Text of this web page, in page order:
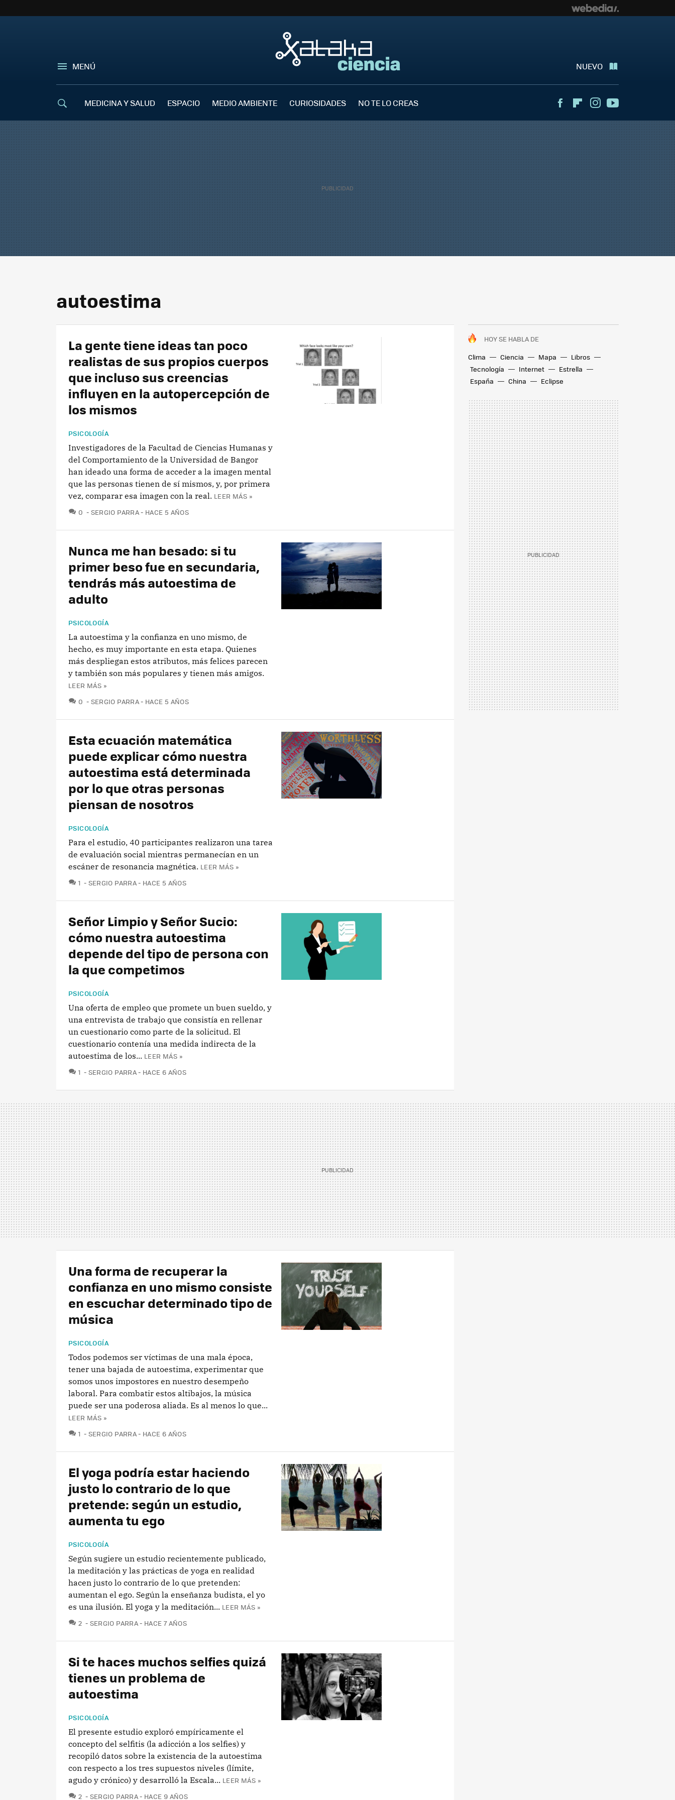
MENÚ NUEVO
MEDICINA Y SALUD ESPACIO MEDIO AMBIENTE CURIOSIDADES NO TE LO CREAS FacebookFlipboardInstagram
autoestima
HOY SE HABLA DE
Clima
Ciencia Mapa
Libros
Tecnología
Internet
Estrella
España
China Eclipse
La gente tiene ideas tan poco
realistas de sus propios cuerpos
que incluso sus creencias
influyen en la autopercepción de
los mismos
PSICOLOGÍA
Investigadores de la Facultad de Ciencias Humanas y
del Comportamiento de la Universidad de Bangor
han ideado una forma de acceder a la imagen mental
que las personas tienen de sí mismos, y, por primera
vez, comparar esa imagen con la real. LEER MÁS »
0 COMENTARIOS
SERGIO PARRA HACE 5 AÑOS
Nunca me han besado: si tu
primer beso fue en secundaria,
tendrás más autoestima de
adulto
PSICOLOGÍA
La autoestima y la confianza en uno mismo, de
hecho, es muy importante en esta etapa. Quienes
más despliegan estos atributos, más felices parecen
y también son más populares y tienen más amigos.
LEER MÁS »
0 COMENTARIOS
SERGIO PARRA HACE 5 AÑOS
Esta ecuación matemática
puede explicar cómo nuestra
autoestima está determinada
por lo que otras personas
piensan de nosotros
PSICOLOGÍA
Para el estudio, 40 participantes realizaron una tarea
de evaluación social mientras permanecían en un
escáner de resonancia magnética. LEER MÁS »
1 COMENTARIOS
SERGIO PARRA HACE 5 AÑOS
Señor Limpio y Señor Sucio:
cómo nuestra autoestima
depende del tipo de persona con
la que competimos
PSICOLOGÍA
Una oferta de empleo que promete un buen sueldo, y
una entrevista de trabajo que consistía en rellenar
un cuestionario como parte de la solicitud. El
cuestionario contenía una medida indirecta de la
autoestima de los... LEER MÁS »
1 COMENTARIOS
SERGIO PARRA HACE 6 AÑOS
Una forma de recuperar la
confianza en uno mismo consiste
en escuchar determinado tipo de
música
PSICOLOGÍA
Todos podemos ser víctimas de una mala época,
tener una bajada de autoestima, experimentar que
somos unos impostores en nuestro desempeño
laboral. Para combatir estos altibajos, la música
puede ser una poderosa aliada. Es al menos lo que...
LEER MÁS »
1 COMENTARIOS
SERGIO PARRA HACE 6 AÑOS
El yoga podría estar haciendo
justo lo contrario de lo que
pretende: según un estudio,
aumenta tu ego
PSICOLOGÍA
Según sugiere un estudio recientemente publicado,
la meditación y las prácticas de yoga en realidad
hacen justo lo contrario de lo que pretenden:
aumentan el ego. Según la enseñanza budista, el yo
es una ilusión. El yoga y la meditación... LEER MÁS »
2 COMENTARIOS
SERGIO PARRA HACE 7 AÑOS
Si te haces muchos selfies quizá
tienes un problema de
autoestima
PSICOLOGÍA
El presente estudio exploró empíricamente el
concepto del selfitis (la adicción a los selfies) y
recopiló datos sobre la existencia de la autoestima
con respecto a los tres supuestos niveles (límite,
agudo y crónico) y desarrolló la Escala... LEER MÁS »
2 COMENTARIOS
SERGIO PARRA HACE 9 AÑOS